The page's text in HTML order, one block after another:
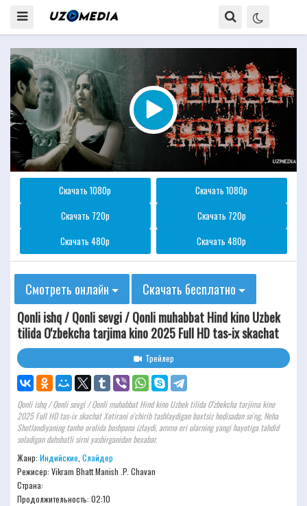
Скачать 1080p
Скачать 1080p
Скачать 720p
Скачать 720p
Скачать 480p
Скачать 480p
Смотреть онлайн
Скачать бесплатно
Qonli ishq / Qonli sevgi / Qonli muhabbat Hind kino Uzbek
tilida O'zbekcha tarjima kino 2025 Full HD tas-ix skachat
Трейлер
Qonli ishq / Qonli sevgi / Qonli muhabbat Hind kino Uzbek tilida O'zbekcha tarjima kino
2025 Full HD tas-ix skachat Xotirani o'chirib tashlaydigan baxtsiz hodisadan so'ng, Neha
Shotlandiyaning tanho orolida boshpana izlaydi, ammo eri ularning yangi hayotiga tahdid
soladigan dahshatli sirni yashirganidan bexabar.
Жанр: Индийские Слайдер
Режисер: Vikram Bhatt Manish .P. Chavan
Страна:
Продолжительность: 02:10